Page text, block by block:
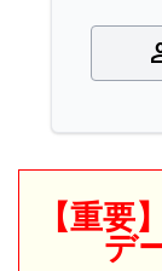
【重
デ